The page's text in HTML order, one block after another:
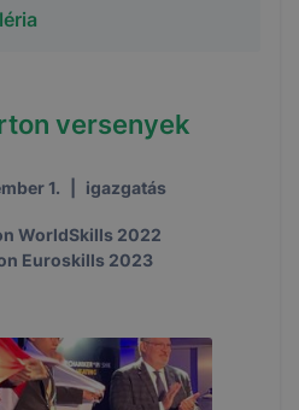
versenyek
1. igazgatás
WorldSkills 2022
Euroskills 2023